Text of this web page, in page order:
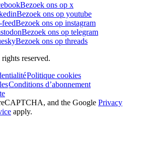
Bezoek ons op x
Bezoek ons op youtube
Bezoek ons op instagram
Bezoek ons op telegram
Bezoek ons op threads
reserved.
Politique cookies
Conditions d’abonnement
and the Google Privacy
apply.